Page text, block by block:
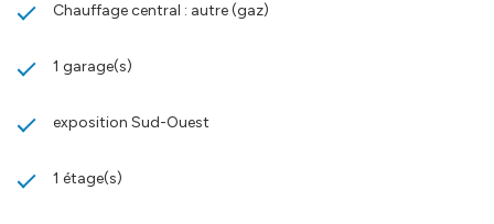
Chauffage central : autre (gaz)
1 garage(s)
exposition Sud-Ouest
1 étage(s)